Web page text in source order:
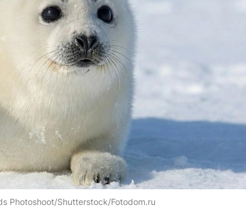
Photoshoot/Shutterstock/Fotodom.ru